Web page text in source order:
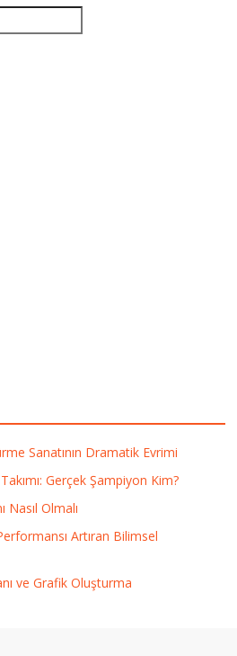
Sanatının Dramatik Evrimi
Gerçek Şampiyon Kim?
Olmalı
Artıran Bilimsel
ve Grafik Oluşturma